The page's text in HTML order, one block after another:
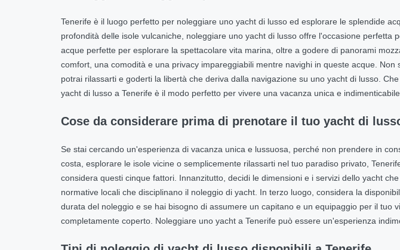
Tenerife è il luogo perfetto per noleggiare uno yacht di lusso ed esplorare le splendide
profondità delle isole vulcaniche, noleggiare uno yacht di lusso offre l'occasione
acque perfette per esplorare la spettacolare vita marina, oltre a godere di panorami
comfort, una comodità e una privacy impareggiabili mentre navighi in queste acque.
potrai rilassarti e goderti la libertà che deriva dalla navigazione su uno yacht di lusso.
yacht di lusso a Tenerife è il modo perfetto per vivere una vacanza unica e indimenticabile.
Cose da considerare prima di prenotare il tuo yacht di
Se stai cercando un'esperienza di vacanza unica e lussuosa, perché non prendere in
costa, esplorare le isole vicine o semplicemente rilassarti nel tuo paradiso privato,
considera questi cinque fattori. Innanzitutto, decidi le dimensioni e i servizi dello yacht
normative locali che disciplinano il noleggio di yacht. In terzo luogo, considera la
durata del noleggio e se hai bisogno di assumere un capitano e un equipaggio per il
completamente coperto. Noleggiare uno yacht a Tenerife può essere un'esperienza